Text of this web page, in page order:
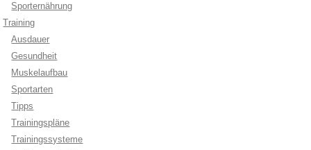
Sporternährung
Training
Ausdauer
Gesundheit
Muskelaufbau
Sportarten
Tipps
Trainingspläne
Trainingssysteme